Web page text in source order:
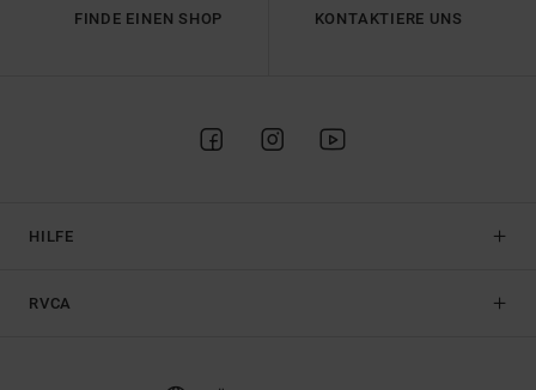
FINDE EINEN SHOP KONTAKTIERE UNS
HILFE
RVCA